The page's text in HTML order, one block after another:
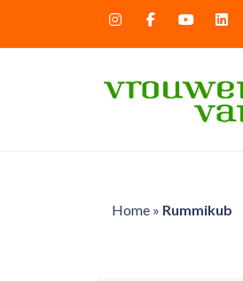
Home» Rummikub